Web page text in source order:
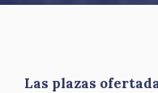
Las plazas